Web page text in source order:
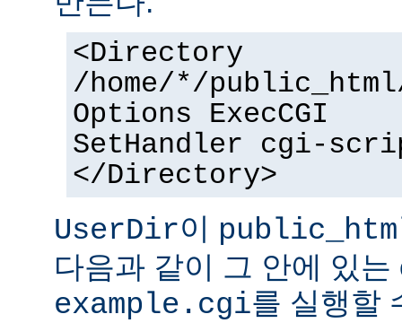
<Directory
/home/*/
Options ExecCGI
SetHandler cgi-
</Directory>
UserDir이
다음과 같이 그 안에 있
example.cgi를 실행할